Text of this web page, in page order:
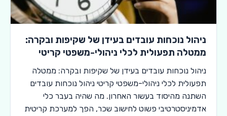
ניהול נוכחות עובדים בעידן של שקיפות ובקרה:
ממטלה תפעולית לכלי ניהולי-משפטי קריטי
ניהול נוכחות עובדים בעידן של שקיפות ובקרה: ממטלה
תפעולית לכלי ניהולי-משפטי קריטי ניהול נוכחות עובדים
השתנה מהיסוד בעשור האחרון. מה שהיה בעבר כלי
אדמיניסטרטיבי פשוט לחישוב שכר, הפך למערכת קריטית